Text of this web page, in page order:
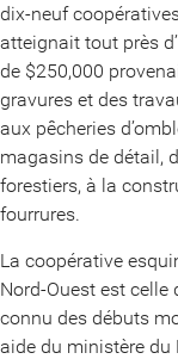
dix-neuf
atteignait tout près
de $250,000
gravures et des
aux pêcheries
magasins de détail,
forestiers, à la
fourrures.
La coopérative
Nord-Ouest est celle
connu des débuts
aide du ministère du